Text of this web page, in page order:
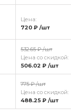
Цена:
720 ₽ /шт
532.65 ₽ /шт
Цена со скидкой:
506.02 ₽ /шт
775 ₽ /шт
Цена со скидкой:
488.25 ₽ /шт